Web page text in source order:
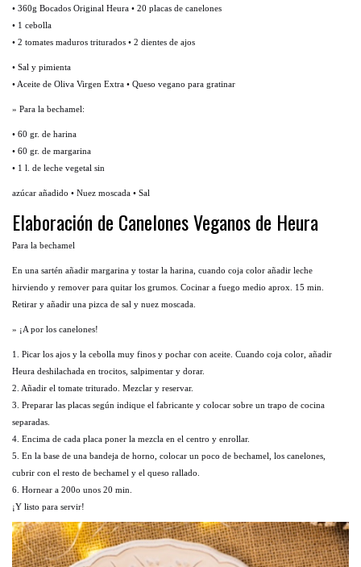
• 360g Bocados Original Heura • 20 placas de canelones
• 1 cebolla
• 2 tomates maduros triturados • 2 dientes de ajos
• Sal y pimienta
• Aceite de Oliva Virgen Extra • Queso vegano para gratinar
» Para la bechamel:
• 60 gr. de harina
• 60 gr. de margarina
• 1 l. de leche vegetal sin
azúcar añadido • Nuez moscada • Sal
Elaboración de Canelones Veganos de Heura
Para la bechamel
En una sartén añadir margarina y tostar la harina, cuando coja color añadir leche
hirviendo y remover para quitar los grumos. Cocinar a fuego medio aprox. 15 min.
Retirar y añadir una pizca de sal y nuez moscada.
» ¡A por los canelones!
1. Picar los ajos y la cebolla muy finos y pochar con aceite. Cuando coja color, añadir
Heura deshilachada en trocitos, salpimentar y dorar.
2. Añadir el tomate triturado. Mezclar y reservar.
3. Preparar las placas según indique el fabricante y colocar sobre un trapo de cocina
separadas.
4. Encima de cada placa poner la mezcla en el centro y enrollar.
5. En la base de una bandeja de horno, colocar un poco de bechamel, los canelones,
cubrir con el resto de bechamel y el queso rallado.
6. Hornear a 200o unos 20 min.
¡Y listo para servir!